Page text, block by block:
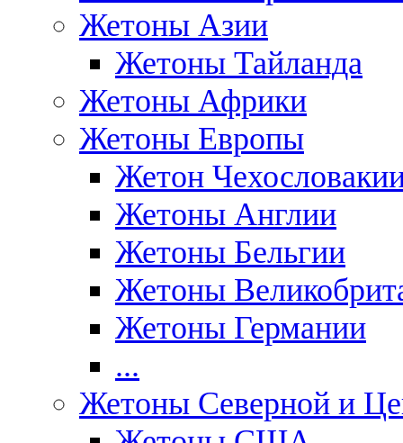
Жетоны Азии
Жетоны Тайланда
Жетоны Африки
Жетоны Европы
Жетон
Жетоны Англии
Жетоны Бельгии
Жетоны
Жетоны Германии
...
Жетоны Северной и